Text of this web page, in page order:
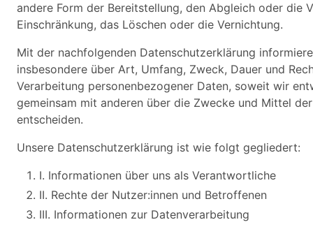
andere Form der Bereitstellung, den Abgleich oder die
Einschränkung, das Löschen oder die Vernichtung.
Mit der nachfolgenden Datenschutzerklärung
insbesondere über Art, Umfang, Zweck, Dauer und
Verarbeitung personenbezogener Daten, soweit wir
gemeinsam mit anderen über die Zwecke und Mittel
entscheiden.
Unsere Datenschutzerklärung ist wie folgt gegliedert:
I. Informationen über uns als Verantwortliche
II. Rechte der Nutzer:innen und Betroffenen
III. Informationen zur Datenverarbeitung